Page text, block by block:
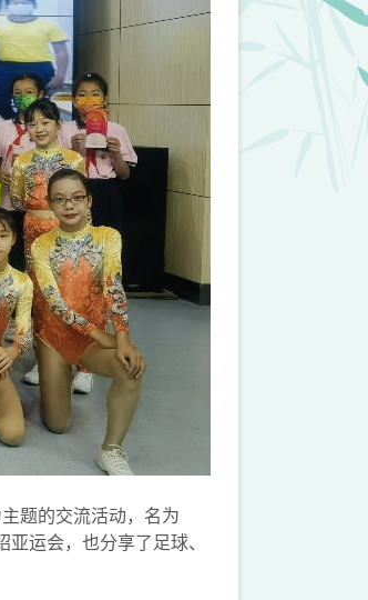
题的交流活动，名为
运会，也分享了足球、